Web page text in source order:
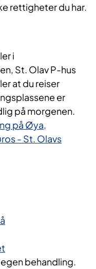
rettigheter du har.
i
St. Olav P-hus
at du reiser
er
på morgenen.
på Øya,
- St. Olavs
egen behandling.